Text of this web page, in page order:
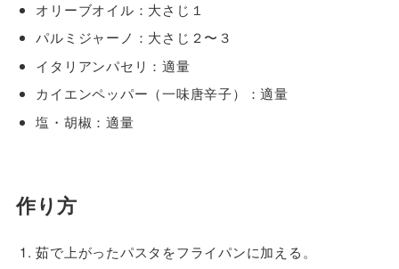
オリーブオイル：大さじ１
パルミジャーノ：大さじ２〜３
イタリアンパセリ：適量
カイエンペッパー（一味唐辛子）：適量
塩・胡椒：適量
作り方
茹で上がったパスタをフライパンに加える。